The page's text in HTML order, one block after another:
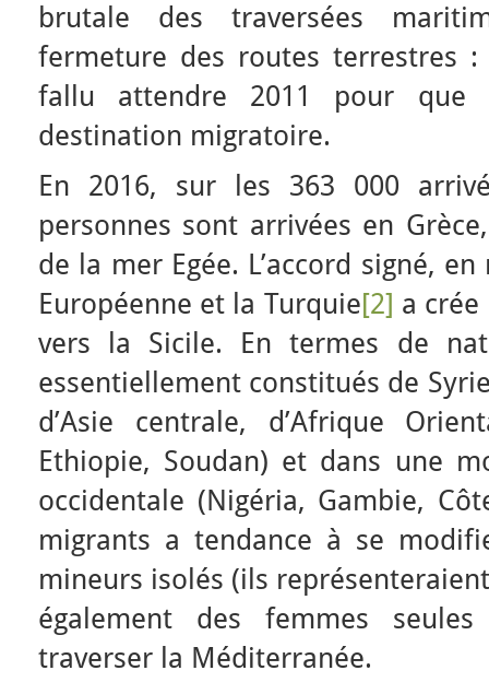
brutale des traversées
fermeture des routes terrestres
fallu attendre 2011 pour que
destination migratoire.
En 2016, sur les 363 000
personnes sont arrivées en
de la mer Egée. L’accord signé,
Européenne et la Turquie[2] a
vers la Sicile. En termes de
essentiellement constitués de
d’Asie centrale, d’Afrique
Ethiopie, Soudan) et dans une
occidentale (Nigéria, Gambie,
migrants a tendance à se
mineurs isolés (ils
également des femmes
traverser la Méditerranée.